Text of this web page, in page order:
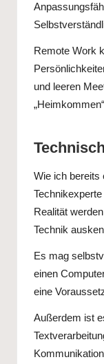
Remote Work
und leeren
Wie ich bereits
Realität
Technik
Es mag
einen
eine
Außerdem ist